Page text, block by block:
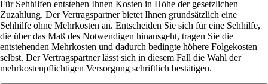
Für Sehhilfen entstehen Ihnen Kosten in Höhe der gesetzlichen
Zuzahlung. Der Vertragspartner bietet Ihnen grundsätzlich eine
Sehhilfe ohne Mehrkosten an. Entscheiden Sie sich für eine Sehhilfe,
die über das Maß des Notwendigen hinausgeht, tragen Sie die
entstehenden Mehrkosten und dadurch bedingte höhere Folgekosten
selbst. Der Vertragspartner lässt sich in diesem Fall die Wahl der
mehrkostenpflichtigen Versorgung schriftlich bestätigen.